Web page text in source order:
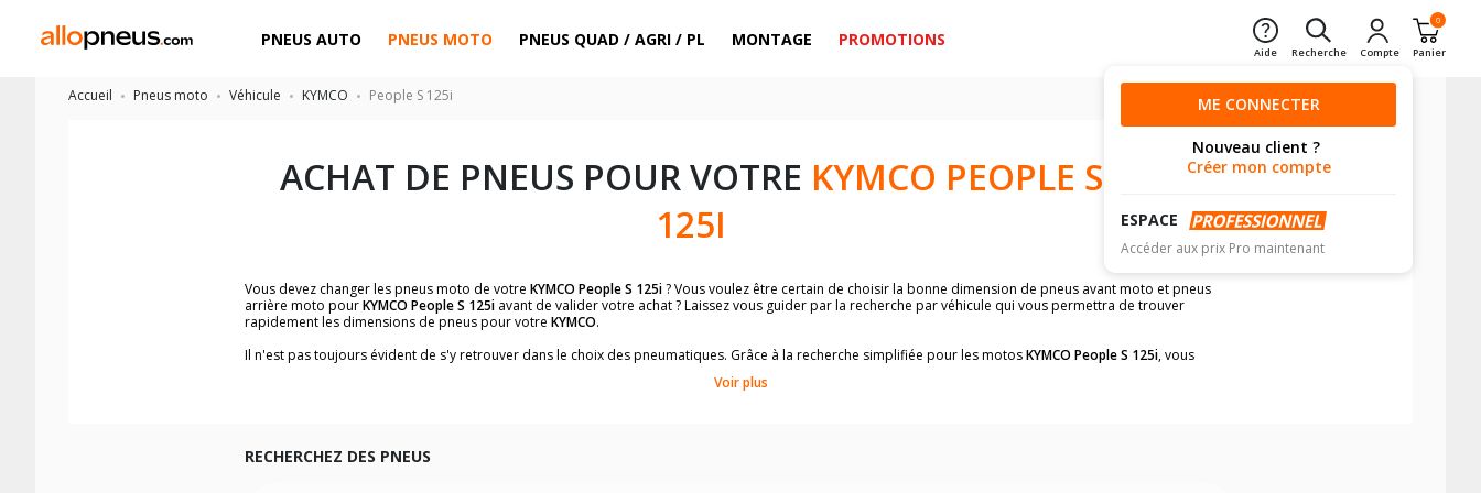
PNEUS AUTO PNEUS MOTO PNEUS QUAD / AGRI / PL MONTAGE PROMOTIONS
Aide Recherche Compte
0
Panier
ME CONNECTER
Nouveau client ?
Créer mon compte
ESPACE
Accéder aux prix Pro maintenant
Accueil Pneus moto Véhicule KYMCO People S 125i
ACHAT DE PNEUS POUR VOTRE KYMCO PEOPLE S
125I
Vous devez changer les pneus moto de votre KYMCO People S 125i? Vous voulez être certain de choisir la bonne dimension de pneus avant moto et pneus
arrière moto pourKYMCO People S 125i avant de valider votre achat ? Laissez vous guider par la recherche par véhicule qui vous permettra de trouver
rapidement les dimensions de pneus pour votre KYMCO.
Il n'est pas toujours évident de s'y retrouver dans le choix des pneumatiques. Grâce à la recherche simplifiée pour les motosKYMCO People S 125i, vous
Vous ne savez pas comment trouver les dimensions de vos pneus ? Ces informations sont indiquées sur le flanc des pneumatiques, dans le carnet de bord de
facilement.
Voir plus
RECHERCHEZ DES PNEUS